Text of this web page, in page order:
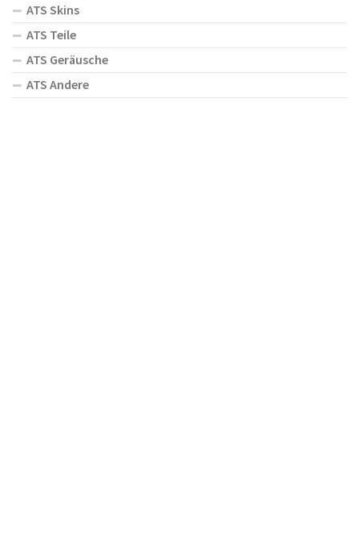
ATS Skins
ATS Teile
ATS Geräusche
ATS Andere